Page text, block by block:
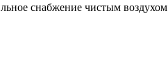
снабжение чистым воздухом